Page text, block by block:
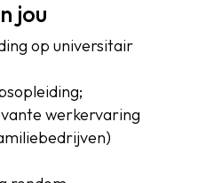
jou
op universitair
werkervaring